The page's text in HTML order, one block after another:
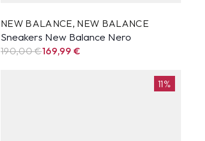
NEW BALANCE, NEW BALANCE
Sneakers New Balance Nero
190,00 €169,99€
11%